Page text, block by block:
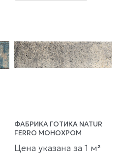
ФАБРИКА ГОТИКА NATUR
FERRO МОНОХРОМ
Цена указана за 1 м²